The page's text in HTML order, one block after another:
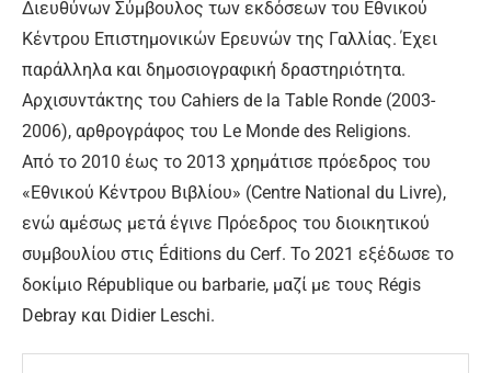
Διευθύνων Σύμβουλος των εκδόσεων του Εθνικού
Κέντρου Επιστημονικών Ερευνών της Γαλλίας. Έχει
παράλληλα και δημοσιογραφική δραστηριότητα.
Αρχισυντάκτης του Cahiers de la Table Ronde (2003-
2006), αρθρογράφος του Le Monde des Religions.
Από το 2010 έως το 2013 χρημάτισε πρόεδρος του
«Εθνικού Κέντρου Βιβλίου» (Centre National du Livre),
ενώ αμέσως μετά έγινε Πρόεδρος του διοικητικού
συμβουλίου στις Éditions du Cerf. Το 2021 εξέδωσε το
δοκίμιο République ou barbarie, μαζί με τους Régis
Debray και Didier Leschi.